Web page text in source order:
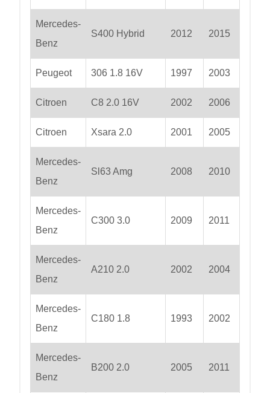
Mercedes-
Benz
S400 Hybrid 2012 2015
Peugeot 306 1.8 16V 1997 2003
Citroen C8 2.0 16V 2002 2006
Citroen Xsara 2.0 2001 2005
Mercedes-
Benz
Sl63 Amg 2008 2010
Mercedes-
Benz
C300 3.0 2009 2011
Mercedes-
Benz
A210 2.0 2002 2004
Mercedes-
Benz
C180 1.8 1993 2002
Mercedes-
Benz
B200 2.0 2005 2011